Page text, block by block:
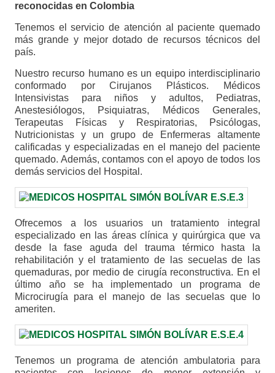
reconocidas en Colombia
Tenemos el servicio de atención al paciente quemado
más grande y mejor dotado de recursos técnicos del
país.
Nuestro recurso humano es un equipo interdisciplinario
conformado por Cirujanos Plásticos. Médicos
Intensivistas para niños y adultos, Pediatras,
Anestesiólogos, Psiquiatras, Médicos Generales,
Terapeutas Físicas y Respiratorias, Psicólogas,
Nutricionistas y un grupo de Enfermeras altamente
calificadas y especializadas en el manejo del paciente
quemado. Además, contamos con el apoyo de todos los
demás servicios del Hospital.
Ofrecemos a los usuarios un tratamiento integral
especializado en las áreas clínica y quirúrgica que va
desde la fase aguda del trauma térmico hasta la
rehabilitación y el tratamiento de las secuelas de las
quemaduras, por medio de cirugía reconstructiva. En el
último año se ha implementado un programa de
Microcirugía para el manejo de las secuelas que lo
ameriten.
Tenemos un programa de atención ambulatoria para